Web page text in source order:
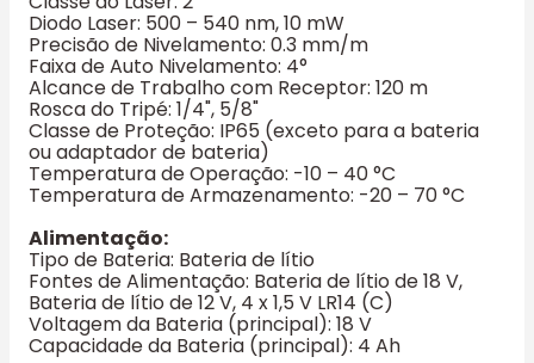
Diodo Laser: 500 – 540 nm, 10 mW
Precisão de Nivelamento: 0.3 mm/m
Faixa de Auto Nivelamento: 4°
Alcance de Trabalho com Receptor: 120 m
Rosca do Tripé: 1/4", 5/8"
Classe de Proteção: IP65 (exceto para a bateria
ou adaptador de bateria)
Temperatura de Operação: -10 – 40 °C
Temperatura de Armazenamento: -20 – 70 °C
Alimentação:
Tipo de Bateria: Bateria de lítio
Fontes de Alimentação: Bateria de lítio de 18 V,
Bateria de lítio de 12 V, 4 x 1,5 V LR14 (C)
Voltagem da Bateria (principal): 18 V
Capacidade da Bateria (principal): 4 Ah